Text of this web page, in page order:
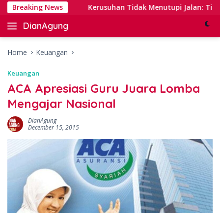
Skip
content
Breaking NewsKerusuhan Tidak Menutupi Jalan: Tips
DianAgung
Blog
&
Insights
Home Keuangan
Keuangan
ACA Apresiasi Guru Juara Lomba
Mengajar Nasional
DianAgung
December 15, 2015